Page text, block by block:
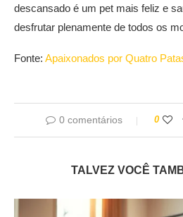
descansado é um pet mais feliz e
desfrutar plenamente de todos os
Fonte: Apaixonados por Quatro
0 comentários 0
TALVEZ VOCÊ